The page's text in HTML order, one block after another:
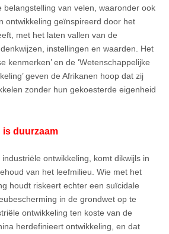
belangstelling van velen, waaronder ook
ontwikkeling geïnspireerd door het
met het laten vallen van de
instellingen en waarden. Het
kenmerken’ en de ‘Wetenschappelijke
geven de Afrikanen hoop dat zij
zonder hun gekoesterde eigenheid
is duurzaam
ontwikkeling, komt dikwijls in
van het leefmilieu. Wie met het
houdt riskeert echter een suïcidale
in de grondwet op te
ontwikkeling ten koste van de
herdefinieert ontwikkeling, en dat